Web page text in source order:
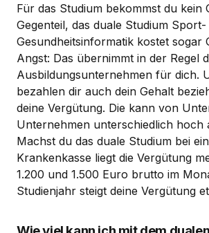
Für das Studium bekommst du kein
Gegenteil, das duale Studium
Gesundheitsinformatik kostet sogar
Angst: Das übernimmt in der Regel
Ausbildungsunternehmen für dich.
bezahlen dir auch dein Gehalt
deine Vergütung. Die kann von
Unternehmen unterschiedlich hoch
Machst du das duale Studium bei
Krankenkasse liegt die Vergütung
1.200 und 1.500 Euro brutto im
Studienjahr steigt deine Vergütung